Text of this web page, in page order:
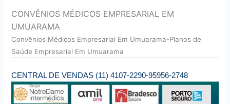
CONVÊNIOS MÉDICOS EMPRESARIAL EM
UMUARAMA
Convênios Médicos Empresarial Em Umuarama-Planos de
Saúde Empresarial Em Umuarama
CENTRAL DE VENDAS (11) 4107-2290-95956-2748